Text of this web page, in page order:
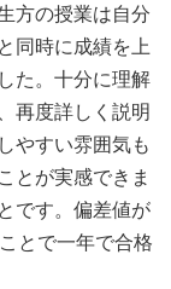
方の授業は自分
同時に成績を上
た。十分に理解
再度詳しく説明
やすい雰囲気も
とが実感できま
です。偏差値が
とで一年で合格